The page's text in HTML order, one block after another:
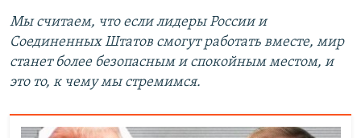
Мы считаем, что если лидеры России и
Соединенных Штатов смогут работать вместе, мир
станет более безопасным и спокойным местом, и
это то, к чему мы стремимся.